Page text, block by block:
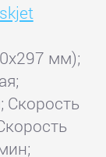
мм);
Скорость